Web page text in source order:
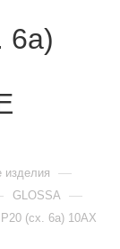
6а)
изделия —
GLOSSA —
(сх. 6а) 10AX